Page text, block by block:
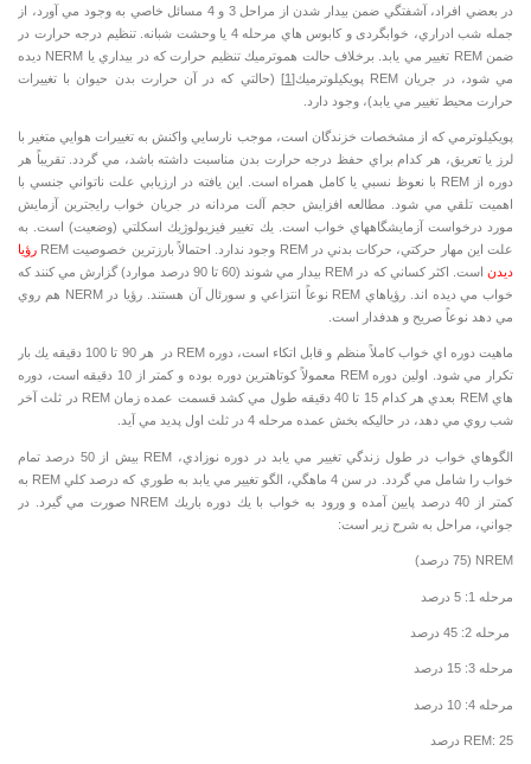
در بعضي افراد، آشفتگي ضمن بيدار شدن از مراحل 3 و 4 مسائل خاصي به وجود مي آورد، از
جمله شب ادراري، خوابگردی و كابوس هاي مرحله 4 يا وحشت شبانه. تنظيم درجه حرارت در
ضمن REM تغيير مي يابد. برخلاف حالت هموترميك تنظيم حرارت كه در بيداري يا NERM ديده
مي شود، در جريان REM پويكيلوترميك
[1]
(حالتي كه در آن حرارت بدن حيوان با تغييرات
حرارت محيط تغيير مي يابد)، وجود دارد.
پويكيلوترمي كه از مشخصات خزندگان است، موجب نارسايي واكنش به تغييرات هوايي متغير با
لرز يا تعريق، هر كدام براي حفظ درجه حرارت بدن مناسبت داشته باشد، مي گردد. تقريباً هر
دوره از REM با نعوظ نسبي يا كامل همراه است. اين يافته در ارزيابي علت ناتواني جنسي با
اهميت تلقي مي شود. مطالعه افزايش حجم آلت مردانه در جريان خواب رايجترين آزمايش
مورد درخواست آزمايشگاههاي خواب است. يك تغيير فيزيولوژيك اسكلتي (وضعيت) است. به
علت اين مهار حركتي، حركات بدني در REM وجود ندارد. احتمالاً بارزترين خصوصيت REM
رؤيا
دیدن
است. اكثر كساني كه در REM بيدار مي شوند (60 تا 90 درصد موارد) گزارش مي كنند كه
خواب مي ديده اند. رؤياهاي REM نوعاً انتزاعي و سورئال آن هستند. رؤيا در NERM هم روي
مي دهد نوعاً صريح و هدفدار است.
ماهيت دوره اي خواب كاملاً منظم و قابل اتكاء است، دوره REM در هر 90 تا 100 دقيقه يك بار
تكرار مي شود. اولين دوره REM معمولاً كوتاهترين دوره بوده و كمتر از 10 دقيقه است، دوره
هاي REM بعدي هر كدام 15 تا 40 دقيقه طول مي كشد قسمت عمده زمان REM در ثلث آخر
شب روي مي دهد، در حاليكه بخش عمده مرحله 4 در ثلث اول پديد مي آيد.
الگوهاي خواب در طول زندگي تغيير مي يابد در دوره نوزادي، REM بيش از 50 درصد تمام
خواب را شامل مي گردد. در سن 4 ماهگي، الگو تغيير مي يابد به طوري كه درصد كلي REM به
كمتر از 40 درصد پايين آمده و ورود به خواب با يك دوره باريك NREM صورت مي گيرد. در
جواني، مراحل به شرح زير است:
NREM (75 درصد)
مرحله 1: 5 درصد
مرحله 2: 45 درصد
مرحله 3: 15 درصد
مرحله 4: 10 درصد
REM: 25 درصد